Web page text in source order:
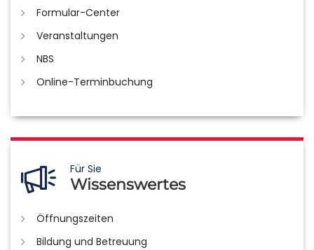
Formular-Center
Veranstaltungen
NBS
Online-Terminbuchung
Für Sie
Wissenswertes
Öffnungszeiten
Bildung und Betreuung